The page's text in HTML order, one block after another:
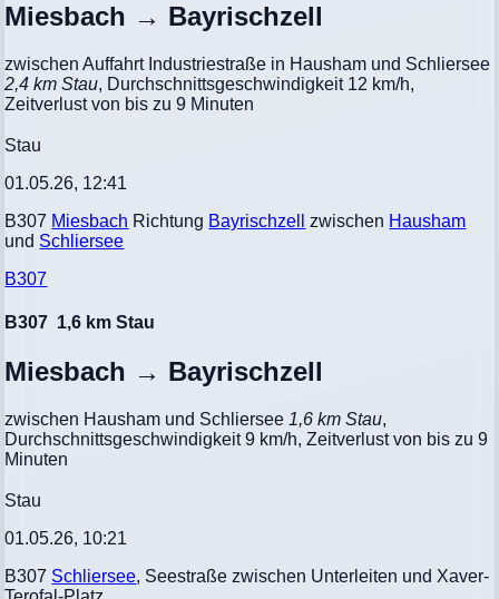
Miesbach → Bayrischzell
zwischen Auffahrt Industriestraße in Hausham und Schliersee
2,4 km Stau, Durchschnittsgeschwindigkeit 12 km/h,
Zeitverlust von bis zu 9 Minuten
Stau
01.05.26, 12:41
B307 Miesbach Richtung Bayrischzell zwischen Hausham
und Schliersee
B307
B307 1,6 km Stau
Miesbach → Bayrischzell
zwischen Hausham und Schliersee 1,6 km Stau,
Durchschnittsgeschwindigkeit 9 km/h, Zeitverlust von bis zu 9
Minuten
Stau
01.05.26, 10:21
B307 Schliersee, Seestraße zwischen Unterleiten und Xaver-